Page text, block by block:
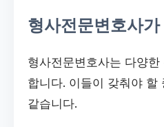
형사전문변호사
형사전문변호사는 다양
합니다. 이들이 갖춰야 할
같습니다.